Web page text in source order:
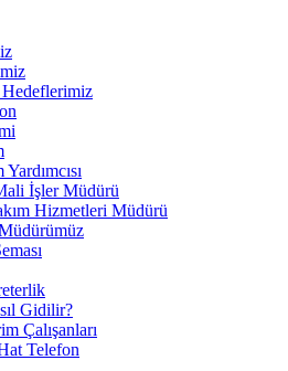
İşler Müdürü
Hizmetleri Müdürü
Gidilir?
Çalışanları
Telefon